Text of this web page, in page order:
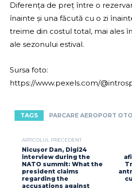
Diferența de preț între o
înainte și una făcută cu o zi
treime din costul total, mai ales
ale sezonului estival.
Sursa foto:
https://www.pexels.com/
TAGS PARCARE AEROPORT
ARTICOLUL PRECEDENT
Nicușor Dan, Digi24
interview during the
NATO summit: What the
president claims
regarding the
accusations against